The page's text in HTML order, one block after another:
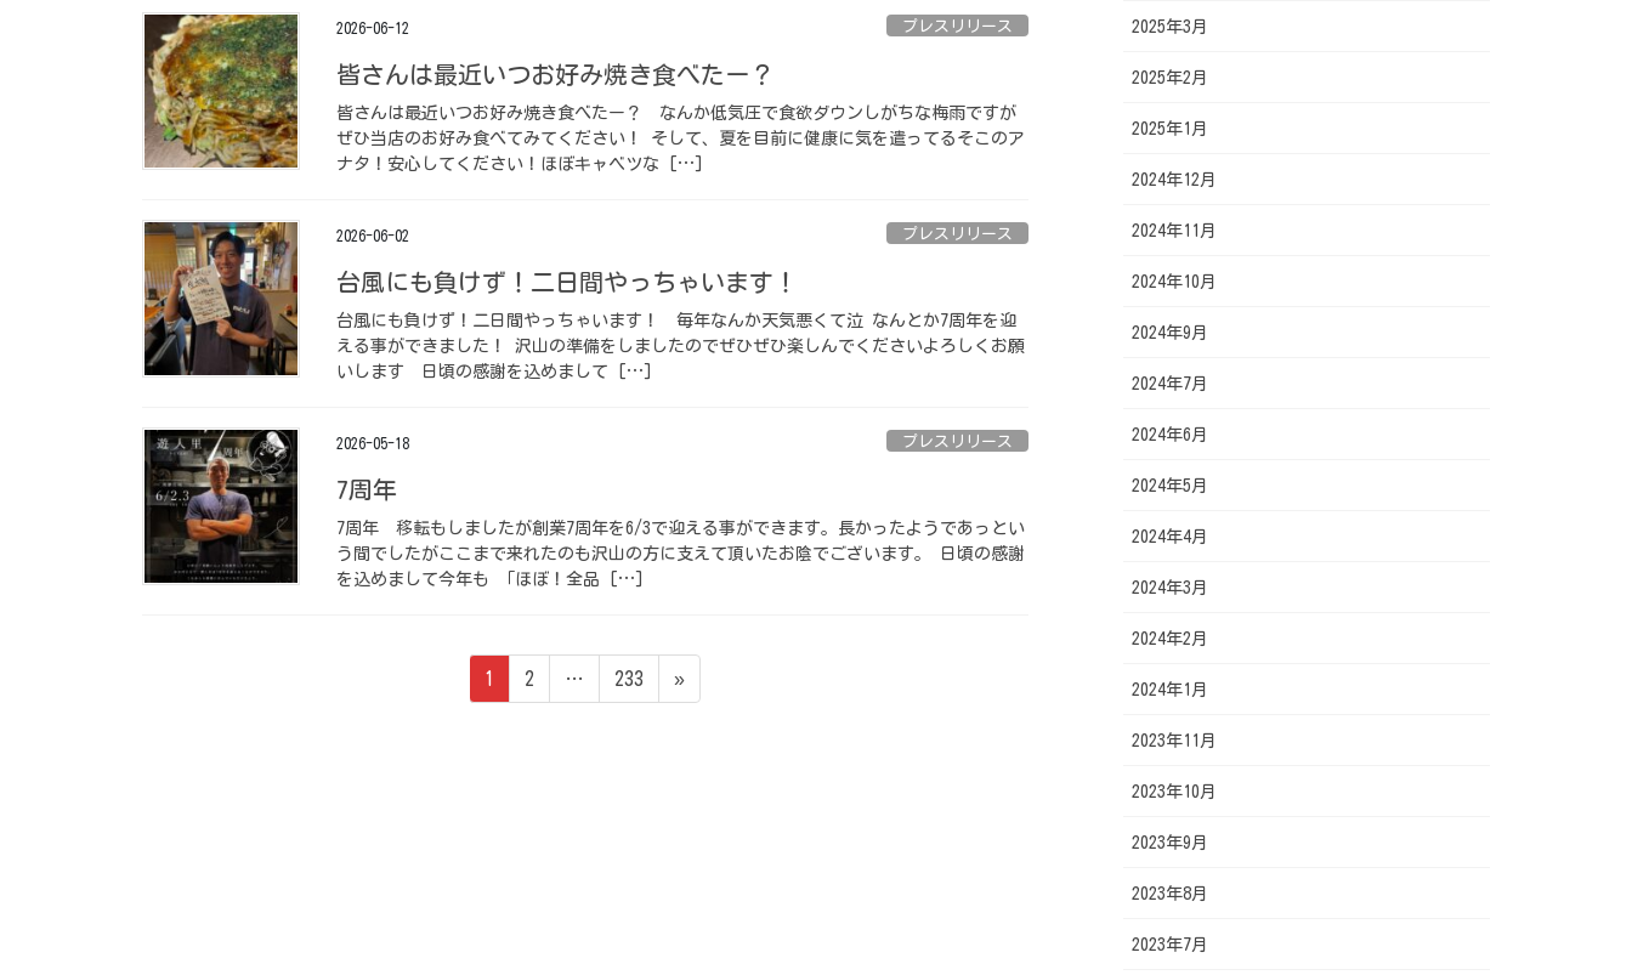
2026-06-12 プレスリリース
皆さんは最近いつお好み焼き食べたー？ ⁡
皆さんは最近いつお好み焼き食べたー？ ⁡ なんか低気圧で食欲ダウン️しがちな梅雨ですが
ぜひ当店のお好み食べてみてください！ そして、夏を目前に健康に気を遣ってるそこのア
ナタ！安心してください！ほぼキャベツな […]
2026-06-02 プレスリリース
台風にも負けず！二日間やっちゃいます！ ⁡
台風にも負けず！二日間やっちゃいます！ ⁡ 毎年なんか天気悪くて泣 なんとか7周年を迎
える事ができました！ 沢山の準備をしましたのでぜひぜひ楽しんでください️よろしくお願
いします ⁡ 日頃の感謝を込めまして […]
2026-05-18 プレスリリース
️7周年 ⁡
️7周年 ⁡ 移転もしましたが創業7周年を6/3で迎える事ができます。長かったようであっとい
う間でしたがここまで来れたのも沢山の方に支えて頂いたお陰でございます。 日頃の感謝
を込めまして今年も 「ほぼ！全品 […]
ペ
ー
1
ペ
ー
2 …
ペ
ー
233 »
2025年3月
2025年2月
2025年1月
2024年12月
2024年11月
2024年10月
2024年9月
2024年7月
2024年6月
2024年5月
2024年4月
2024年3月
2024年2月
2024年1月
2023年11月
2023年10月
2023年9月
2023年8月
2023年7月